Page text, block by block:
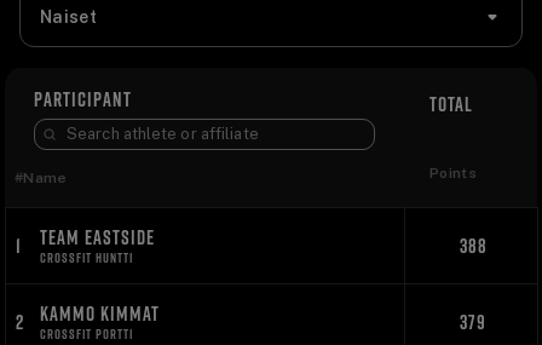
Naiset
PARTICIPANT
#Name
TOTAL
Points
1 TEAM EASTSIDE
CROSSFIT HUNTTI 388
2 KAMMO KIMMAT
CROSSFIT PORTTI 379